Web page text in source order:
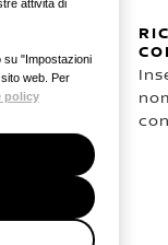
attività di
su "Impostazioni
web. Per
policy